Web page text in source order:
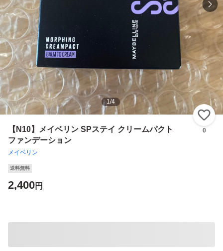
1/4
【N10】メイベリン SPステイ クリームパクト
ファンデーション
メイベリン
0
送料無料
2,400円